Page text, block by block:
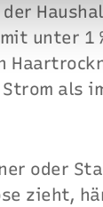
unter 1
als
oder
zieht,